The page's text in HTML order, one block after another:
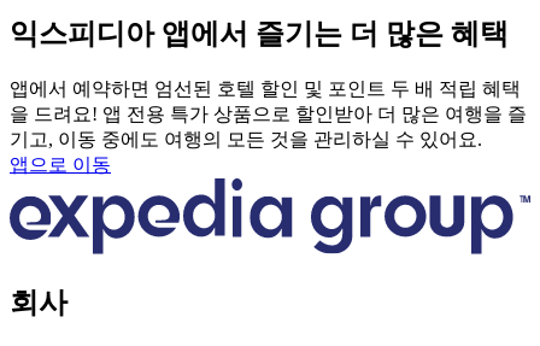
익스피디아 앱에서 즐기는 더 많은 혜택
앱에서 예약하면 엄선된 호텔 할인 및 포인트 두 배 적립 혜택
을 드려요! 앱 전용 특가 상품으로 할인받아 더 많은 여행을 즐
기고, 이동 중에도 여행의 모든 것을 관리하실 수 있어요.
앱으로 이동
회사